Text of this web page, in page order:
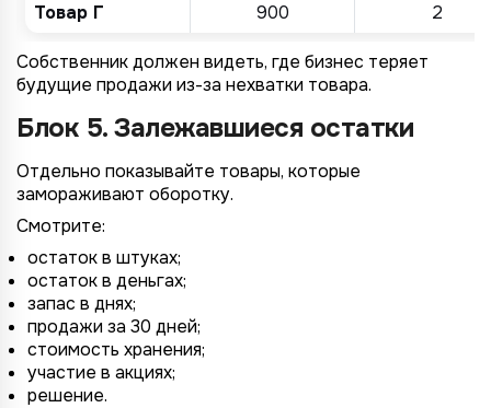
Товар Г 900 2
Собственник должен видеть, где бизнес теряет
будущие продажи из-за нехватки товара.
Блок 5. Залежавшиеся остатки
Отдельно показывайте товары, которые
замораживают оборотку.
Смотрите:
остаток в штуках;
остаток в деньгах;
запас в днях;
продажи за 30 дней;
стоимость хранения;
участие в акциях;
решение.